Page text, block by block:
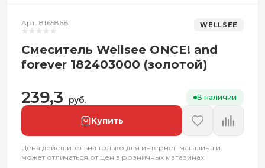
Арт. 8165868 WELLSEE
Смеситель Wellsee ONCE! and
forever 182403000 (золотой)
239,3 руб. В наличии
Купить
Цена действительна только для интернет-магазина и
может отличаться от цен в розничных магазинах